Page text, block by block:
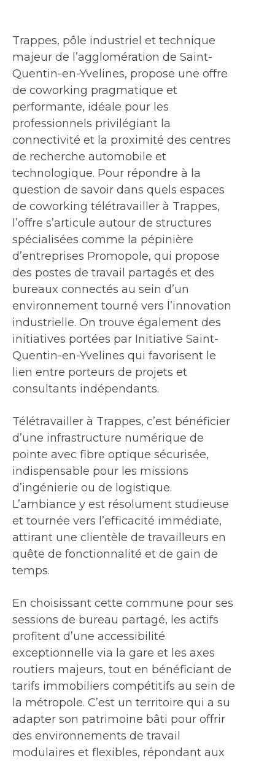
Trappes, pôle industriel et technique
majeur de l’agglomération de Saint-
Quentin-en-Yvelines, propose une offre
de coworking pragmatique et
performante, idéale pour les
professionnels privilégiant la
connectivité et la proximité des centres
de recherche automobile et
technologique. Pour répondre à la
question de savoir dans quels espaces
de coworking télétravailler à Trappes,
l’offre s’articule autour de structures
spécialisées comme la pépinière
d’entreprises Promopole, qui propose
des postes de travail partagés et des
bureaux connectés au sein d’un
environnement tourné vers l’innovation
industrielle. On trouve également des
initiatives portées par Initiative Saint-
Quentin-en-Yvelines qui favorisent le
lien entre porteurs de projets et
consultants indépendants.
Télétravailler à Trappes, c’est bénéficier
d’une infrastructure numérique de
pointe avec fibre optique sécurisée,
indispensable pour les missions
d’ingénierie ou de logistique.
L’ambiance y est résolument studieuse
et tournée vers l’efficacité immédiate,
attirant une clientèle de travailleurs en
quête de fonctionnalité et de gain de
temps.
En choisissant cette commune pour ses
sessions de bureau partagé, les actifs
profitent d’une accessibilité
exceptionnelle via la gare et les axes
routiers majeurs, tout en bénéficiant de
tarifs immobiliers compétitifs au sein de
la métropole. C’est un territoire qui a su
adapter son patrimoine bâti pour offrir
des environnements de travail
modulaires et flexibles, répondant aux